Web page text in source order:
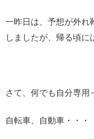
一昨日は、予想が外れ
しましたが、帰る頃に
さて、何でも自分専用
自転車、自動車・・・